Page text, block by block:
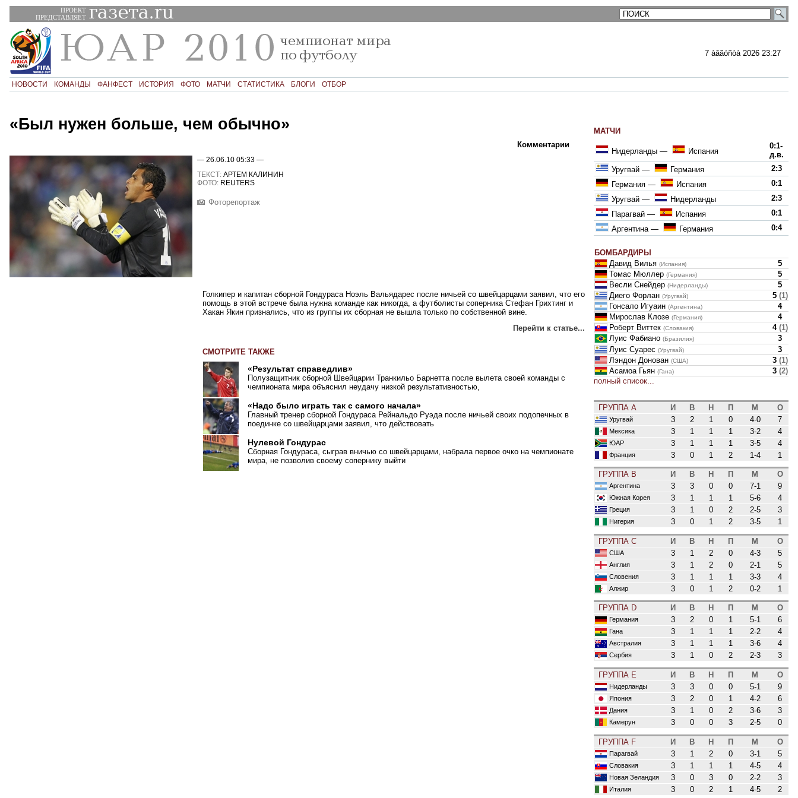
ПРОЕКТ
ПРЕДСТАВЛЯЕТ
7 àâãóñòà 2026 23:27
НОВОСТИ КОМАНДЫ ФАНФЕСТ ИСТОРИЯ ФОТО МАТЧИ СТАТИСТИКА БЛОГИ ОТБОР
«Был нужен больше, чем обычно»
Комментарии
— 26.06.10 05:33 —
ТЕКСТ: АРТЕМ КАЛИНИН
ФОТО: REUTERS
Фоторепортаж
Голкипер и капитан сборной Гондураса Ноэль Вальядарес после ничьей со швейцарцами заявил, что его
помощь в этой встрече была нужна команде как никогда, а футболисты соперника Стефан Грихтинг и
Хакан Якин признались, что из группы их сборная не вышла только по собственной вине.
Перейти к статье...
СМОТРИТЕ ТАКЖЕ
«Результат справедлив»
Полузащитник сборной Швейцарии Транкильо Барнетта после вылета своей команды с
чемпионата мира объяснил неудачу низкой результативностью,
«Надо было играть так с самого начала»
Главный тренер сборной Гондураса Рейнальдо Руэда после ничьей своих подопечных в
поединке со швейцарцами заявил, что действовать
Нулевой Гондурас
Сборная Гондураса, сыграв вничью со швейцарцами, набрала первое очко на чемпионате
мира, не позволив своему сопернику выйти
МАТЧИ
Нидерланды — Испания
0:1-
д.в.
Уругвай — Германия
2:3
Германия — Испания
0:1
Уругвай — Нидерланды
2:3
Парагвай — Испания
0:1
Аргентина— Германия 0:4
БОМБАРДИРЫ
Давид Вилья (Испания)
5
Томас Мюллер (Германия)
5
Весли Снейдер (Нидерланды)
5
Диего Форлан (Уругвай) 5 (1)
Гонсало Игуаин (Аргентина)
4
Мирослав Клозе (Германия)
4
Роберт Виттек (Словакия) 4 (1)
Луис Фабиано (Бразилия)
3
Луис Суарес (Уругвай)
3
Лэндон Донован (США) 3 (1)
Асамоа Гьян (Гана) 3 (2)
полный список...
ГРУППА A И В Н П М О
Уругвай 3 2 1 0 4-0 7
Мексика 3 1 1 1 3-2 4
ЮАР 3 1 1 1 3-5 4
Франция 3 0 1 2 1-4 1
ГРУППА B И В Н П М О
Аргентина 3 3 0 0 7-1 9
Южная Корея 3 1 1 1 5-6 4
Греция 3 1 0 2 2-5 3
Нигерия 3 0 1 2 3-5 1
ГРУППА C И В Н П М О
США 3 1 2 0 4-3 5
Англия 3 1 2 0 2-1 5
Словения 3 1 1 1 3-3 4
Алжир 3 0 1 2 0-2 1
ГРУППА D И В Н П М О
Германия 3 2 0 1 5-1 6
Гана 3 1 1 1 2-2 4
Австралия 3 1 1 1 3-6 4
Сербия 3 1 0 2 2-3 3
ГРУППА E И В Н П М О
Нидерланды 3 3 0 0 5-1 9
Япония 3 2 0 1 4-2 6
Дания 3 1 0 2 3-6 3
Камерун 3 0 0 3 2-5 0
ГРУППА F И В Н П М О
Парагвай 3 1 2 0 3-1 5
Словакия 3 1 1 1 4-5 4
Новая Зеландия 3 0 3 0 2-2 3
Италия 3 0 2 1 4-5 2